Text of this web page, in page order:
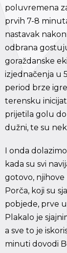
poluvremena
prvih 7-8
nastavak
odbrana
goraždanske
izjednačenja u
period brze
terensku
prijetila golu
dužni, te su
I onda
kada su svi
gotovo, njihove
Porča, koji su
pobjede, prve
Plakalo je
a sve to je
minuti dovodi